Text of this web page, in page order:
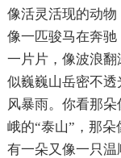
像活灵活现的动
像一匹骏马在奔驰
一片片，像波浪翻
似巍巍山岳密不
风暴雨。你看那
峨的“泰山”，那朵
有一朵又像一只温